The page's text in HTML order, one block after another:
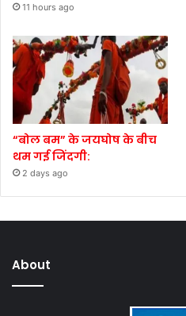
11 hours ago
“बोल बम” के जयघोष के बीच
थम गई जिंदगी:
2 days ago
About